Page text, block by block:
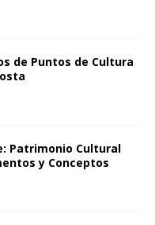
de Puntos de Cultura
Patrimonio Cultural
y Conceptos